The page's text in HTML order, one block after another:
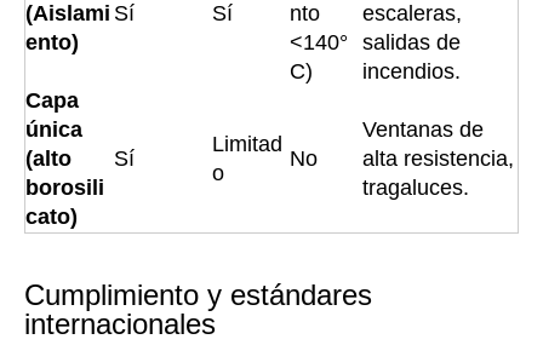
(Aislami
ento)
Sí Sí
nto
<140°
C)
escaleras,
salidas de
incendios.
Capa
única
(alto
borosili
cato)
Sí
Limitad
o
No
Ventanas de
alta resistencia,
tragaluces.
Cumplimiento y estándares
internacionales